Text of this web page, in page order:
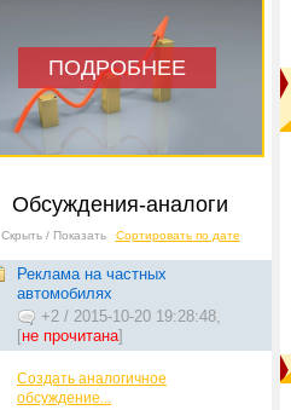
ПОДРОБНЕЕ
Обсуждения-аналоги
Скрыть / Показать Сортировать по дате
Реклама на частных
автомобилях
+2 / 2015-10-20 19:28:48,
[не прочитана]
Создать аналогичное
обсуждение...